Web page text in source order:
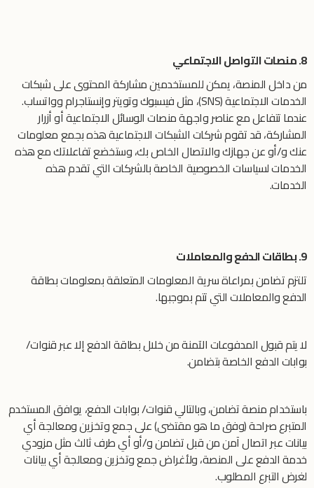
8. منصات التواصل الاجتماعي
من داخل المنصة، يمكن للمستخدمين مشاركة المحتوى على شبكات
الخدمات الاجتماعية (SNS)، مثل فيسبوك وتويتر وإنستاجرام وواتساب.
عندما تتفاعل مع عناصر واجهة منصات الوسائل الاجتماعية أو أزرار
المشاركة، قد تقوم شركات الشبكات الاجتماعية هذه بجمع معلومات
عنك و/أو عن جهازك والاتصال الخاص بك، وستخضع تفاعلاتك مع هذه
الخدمات لسياسات الخصوصية الخاصة بالشركات التي تقدم هذه
الخدمات.
9. بطاقات الدفع والمعاملات
تلتزم تضامن بمراعاة سرية المعلومات المتعلقة بمعلومات بطاقة
الدفع والمعاملات التي تتم بموجبها.
لا يتم قبول المدفوعات الآمنة من خلال بطاقة الدفع إلا عبر قنوات/
بوابات الدفع الخاصة بتضامن.
باستخدام منصة تضامن، وبالتالي قنوات/ بوابات الدفع، يوافق المستخدم
المتبرع صراحة (وفق ما هو مقتضى) على جمع وتخزين ومعالجة أي
بيانات عبر اتصال آمن من قبل تضامن و/أو أي طرف ثالث مثل مزودي
خدمة الدفع على المنصة، ولأغراض جمع وتخزين ومعالجة أي بيانات
لغرض التبرع المطلوب.